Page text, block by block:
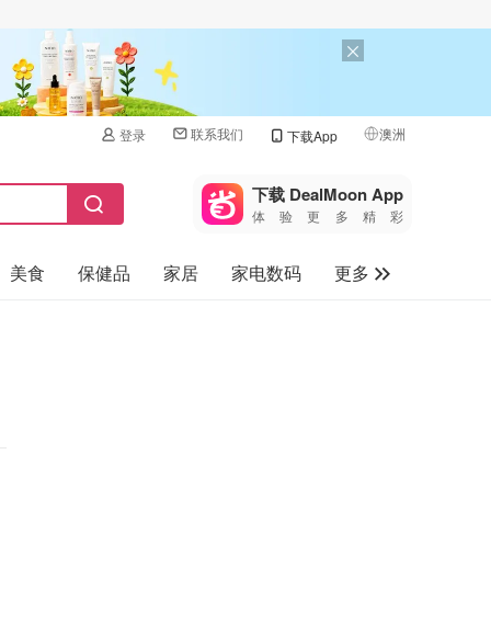
登录 联系我们 下载App 澳洲
🇺🇸
🇨🇳 中国
🇨🇦加拿大
下载 DealMoon App
体验更多精彩
美食 保健品 家居 家电数码
更多